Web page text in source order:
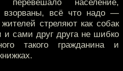
перевешало население,
взорваны, всё что надо —
стреляют как собак
и сами друг друга не шибко
такого гражданина и